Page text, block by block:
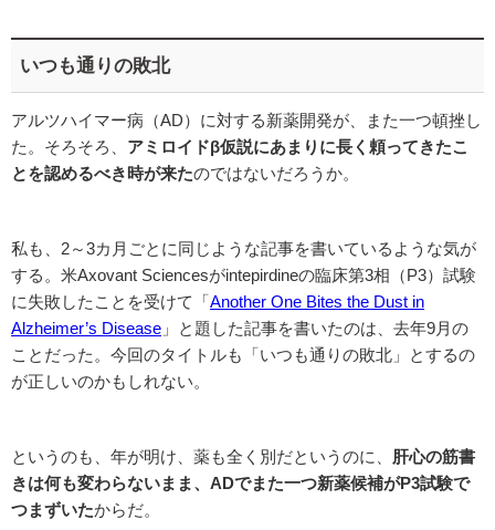
いつも通りの敗北
アルツハイマー病（AD）に対する新薬開発が、また一つ頓挫し
た。そろそろ、 アミロイドβ仮説にあまりに長く頼ってきたこ
とを認めるべき時が来たのではないだろうか。
私も、2～3カ月ごとに同じような記事を書いているような気が
する。米Axovant Sciencesがintepirdineの臨床第3相（P3）試験
に失敗したことを受けて「Another One Bites the Dust in
Alzheimer’s Disease 」と題した記事を書いたのは、去年9月の
ことだった。今回のタイトルも「いつも通りの敗北」とするの
が正しいのかもしれない。
というのも、年が明け、薬も全く別だというのに、 肝心の筋書
きは何も変わらないまま、 ADでまた一つ新薬候補がP3試験で
つまずいたからだ。